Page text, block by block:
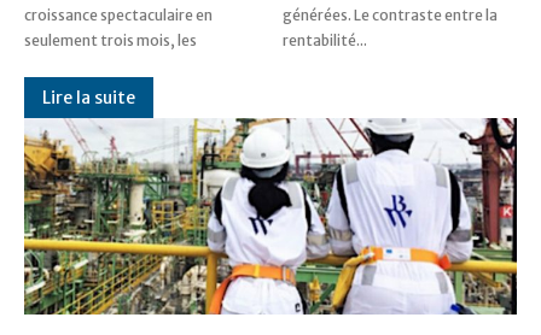
croissance spectaculaire en
seulement trois mois, les
générées. Le contraste entre la
rentabilité...
Lire la suite